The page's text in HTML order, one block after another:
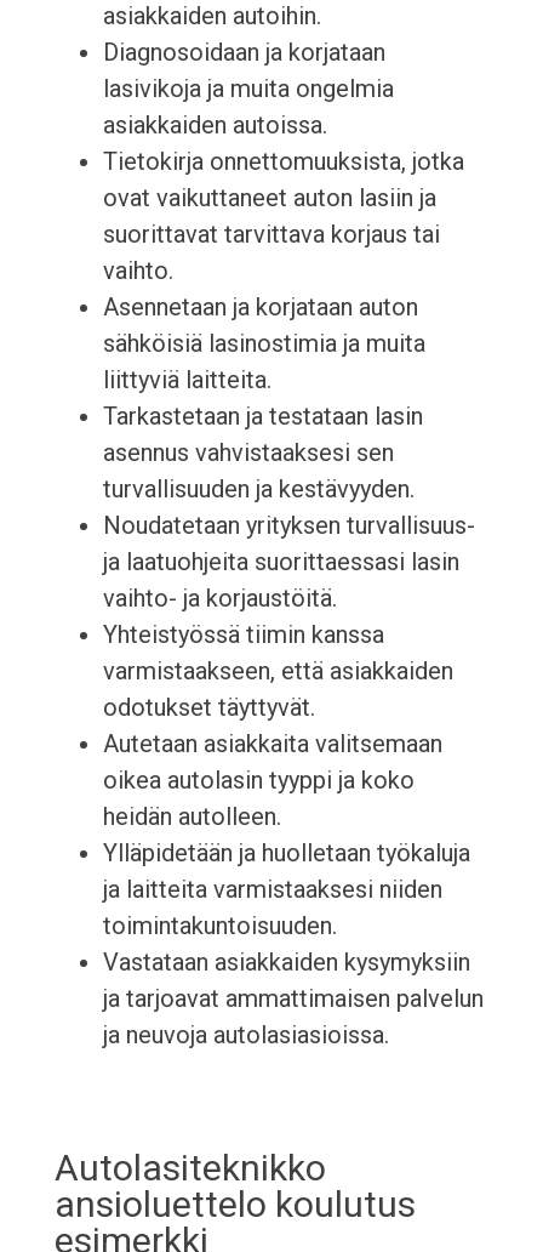
asiakkaiden autoihin.
Diagnosoidaan ja korjataan
lasivikoja ja muita ongelmia
asiakkaiden autoissa.
Tietokirja onnettomuuksista, jotka
ovat vaikuttaneet auton lasiin ja
suorittavat tarvittava korjaus tai
vaihto.
Asennetaan ja korjataan auton
sähköisiä lasinostimia ja muita
liittyviä laitteita.
Tarkastetaan ja testataan lasin
asennus vahvistaaksesi sen
turvallisuuden ja kestävyyden.
Noudatetaan yrityksen turvallisuus-
ja laatuohjeita suorittaessasi lasin
vaihto- ja korjaustöitä.
Yhteistyössä tiimin kanssa
varmistaakseen, että asiakkaiden
odotukset täyttyvät.
Autetaan asiakkaita valitsemaan
oikea autolasin tyyppi ja koko
heidän autolleen.
Ylläpidetään ja huolletaan työkaluja
ja laitteita varmistaaksesi niiden
toimintakuntoisuuden.
Vastataan asiakkaiden kysymyksiin
ja tarjoavat ammattimaisen palvelun
ja neuvoja autolasiasioissa.
Autolasiteknikko
ansioluettelo koulutus
esimerkki